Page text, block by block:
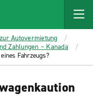
Autovermietung
Zahlungen – Kanada
Fahrzeugs?